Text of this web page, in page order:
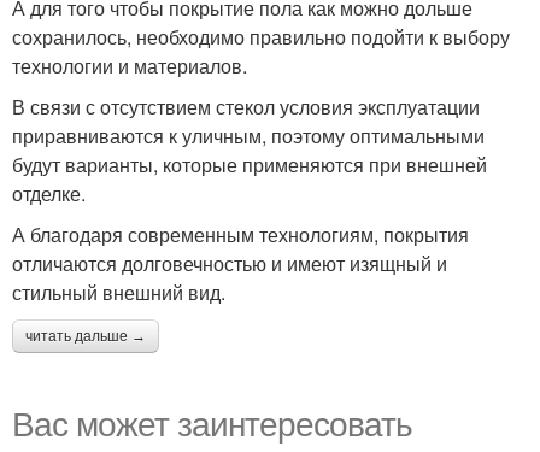
А для того чтобы покрытие пола как можно дольше
сохранилось, необходимо правильно подойти к выбору
технологии и материалов.
В связи с отсутствием стекол условия эксплуатации
приравниваются к уличным, поэтому оптимальными
будут варианты, которые применяются при внешней
отделке.
А благодаря современным технологиям, покрытия
отличаются долговечностью и имеют изящный и
стильный внешний вид.
читать дальше →
Вас может заинтересовать